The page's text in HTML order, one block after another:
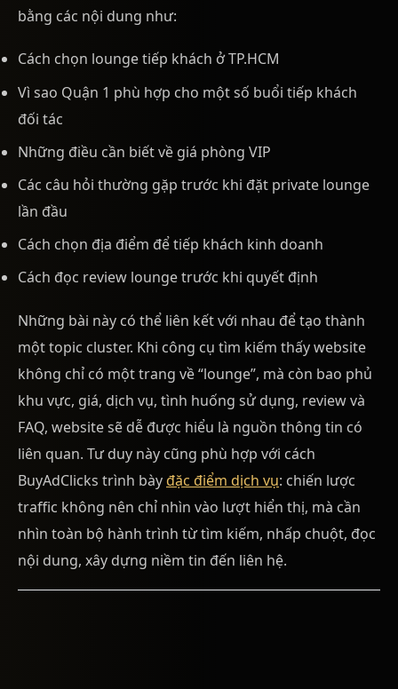
bằng các nội dung như:
Cách chọn lounge tiếp khách ở TP.HCM
Vì sao Quận 1 phù hợp cho một số buổi tiếp khách
đối tác
Những điều cần biết về giá phòng VIP
Các câu hỏi thường gặp trước khi đặt private lounge
lần đầu
Cách chọn địa điểm để tiếp khách kinh doanh
Cách đọc review lounge trước khi quyết định
Những bài này có thể liên kết với nhau để tạo thành
một topic cluster. Khi công cụ tìm kiếm thấy website
không chỉ có một trang về “lounge”, mà còn bao phủ
khu vực, giá, dịch vụ, tình huống sử dụng, review và
FAQ, website sẽ dễ được hiểu là nguồn thông tin có
liên quan. Tư duy này cũng phù hợp với cách
BuyAdClicks trình bàyđặc điểm dịch vụ: chiến lược
traffic không nên chỉ nhìn vào lượt hiển thị, mà cần
nhìn toàn bộ hành trình từ tìm kiếm, nhấp chuột, đọc
nội dung, xây dựng niềm tin đến liên hệ.